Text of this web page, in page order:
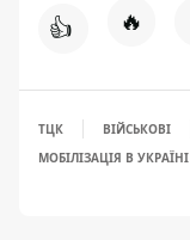
👍 🔥
ТЦК ВІЙСЬКОВІ
МОБІЛІЗАЦІЯ В УКРАЇНІ